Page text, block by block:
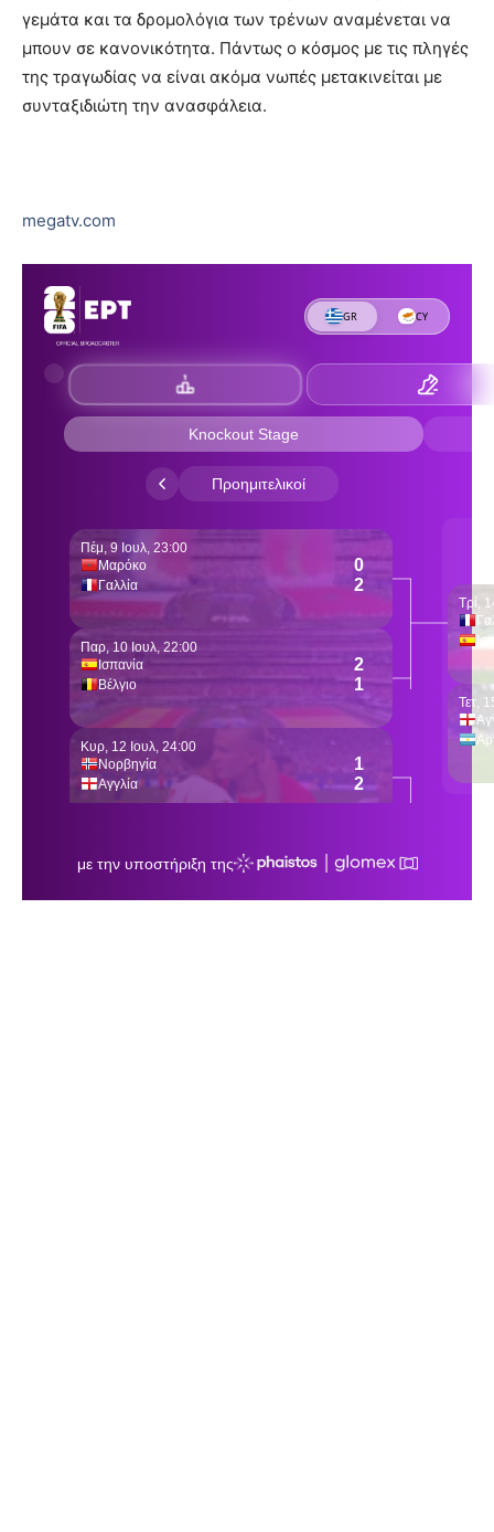
γεμάτα και τα δρομολόγια των τρένων αναμένεται να
μπουν σε κανονικότητα. Πάντως ο κόσμος με τις πληγές
της τραγωδίας να είναι ακόμα νωπές μετακινείται με
συνταξιδιώτη την ανασφάλεια.
megatv.com